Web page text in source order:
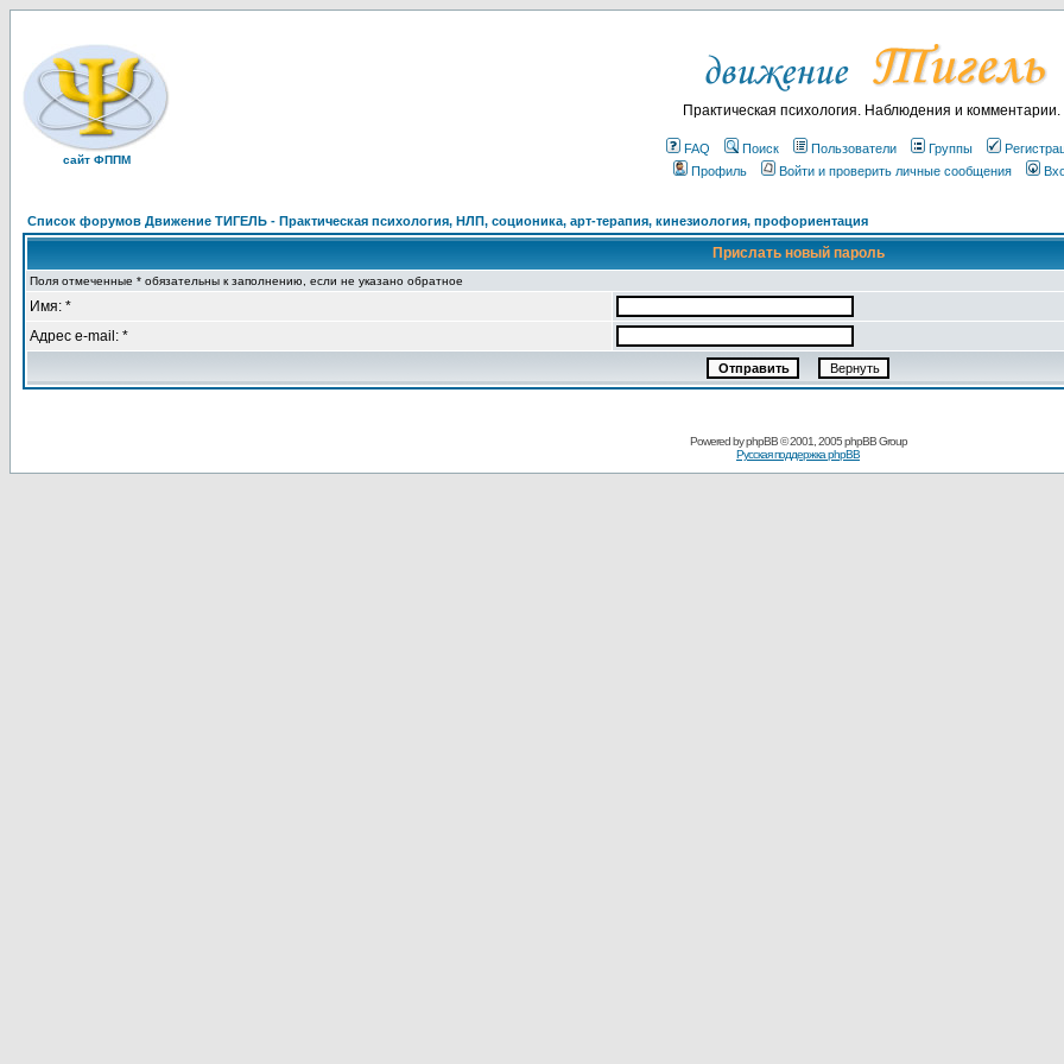
сайт ФППМ
Практическая психология. Наблюдения и комментарии.
FAQ Поиск Пользователи Группы
Профиль
Войти и проверить личные сообщения
Список форумов Движение ТИГЕЛЬ - Практическая психология, НЛП, соционика, арт-терапия, кинезиология, профориентация
Прислать новый пароль
Поля отмеченные * обязательны к заполнению, если не указано обратное
Имя: *
Адрес e-mail: *
Powered byphpBB© 2001, 2005 phpBB Group
Русская поддержка phpBB